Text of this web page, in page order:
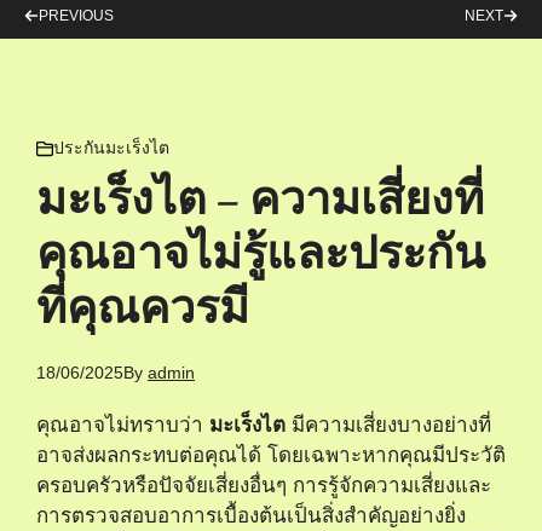
PREVIOUS NEXT
ประกันมะเร็งไต
มะเร็งไต – ความเสี่ยงที่
คุณอาจไม่รู้และประกัน
ที่คุณควรมี
18/06/2025By admin
คุณอาจไม่ทราบว่า มะเร็งไต มีความเสี่ยงบางอย่างที่
อาจส่งผลกระทบต่อคุณได้ โดยเฉพาะหากคุณมีประวัติ
ครอบครัวหรือปัจจัยเสี่ยงอื่นๆ การรู้จักความเสี่ยงและ
การตรวจสอบอาการเบื้องต้นเป็นสิ่งสำคัญอย่างยิ่ง